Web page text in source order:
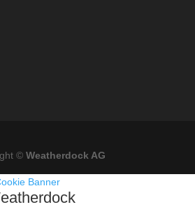
©Weatherdock AG
Banner